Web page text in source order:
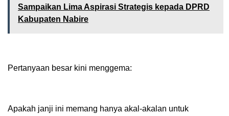
Sampaikan Lima Aspirasi Strategis kepada DPRD
Kabupaten Nabire
Pertanyaan besar kini menggema:
Apakah janji ini memang hanya akal-akalan untuk